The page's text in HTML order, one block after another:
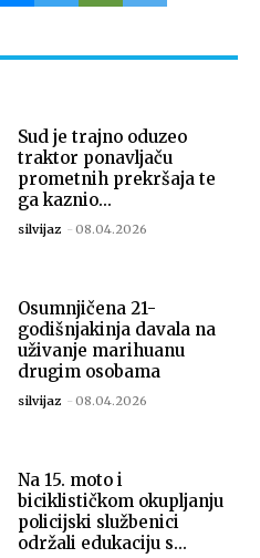
Sud je trajno oduzeo
traktor ponavljaču
prometnih prekršaja te
ga kaznio...
silvijaz - 08.04.2026
Osumnjičena 21-
godišnjakinja davala na
uživanje marihuanu
drugim osobama
silvijaz - 08.04.2026
Na 15. moto i
biciklističkom okupljanju
policijski službenici
održali edukaciju s...